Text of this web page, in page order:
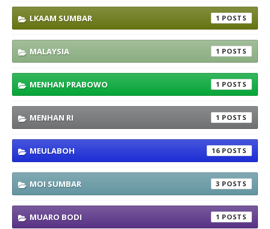
LKAAM SUMBAR 1
MALAYSIA 1
MENHAN PRABOWO 1
MENHAN RI 1
MEULABOH 16
MOI SUMBAR 3
MUARO BODI 1